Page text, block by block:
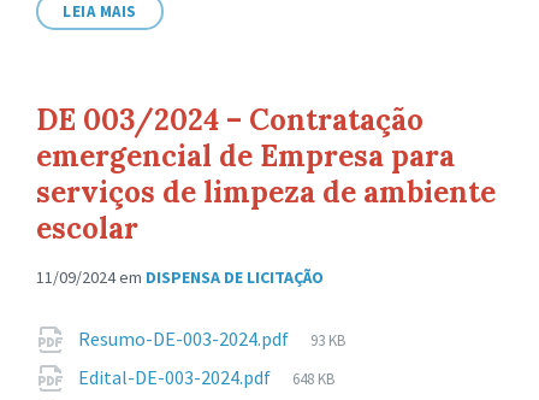
LEIA MAIS
DE 003/2024 – Contratação
emergencial de Empresa para
serviços de limpeza de ambiente
escolar
11/09/2024em DISPENSA DE LICITAÇÃO
Anexos
Resumo-DE-003-2024.pdf
Tamanho
arquivo:
93 KB
Edital-DE-003-2024.pdf
Tamanho
648 KB